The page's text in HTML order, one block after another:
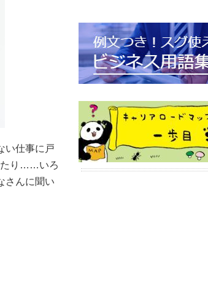
い仕事に戸
たり……いろ
さんに聞い